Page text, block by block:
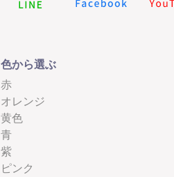
色から選ぶ
赤
オレンジ
黄色
青
紫
ピンク